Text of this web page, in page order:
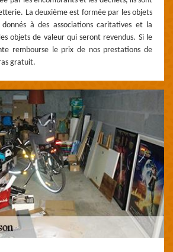
La deuxième est formée par les objets
à des associations caritatives et la
objets de valeur qui seront revendus. Si le
rembourse le prix de nos prestations de
gratuit.